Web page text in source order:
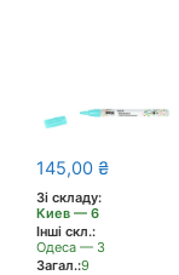
145,00 ₴
Зі складу:
Киев — 6
Інші скл.:
Одеса — 3
Загал.:9